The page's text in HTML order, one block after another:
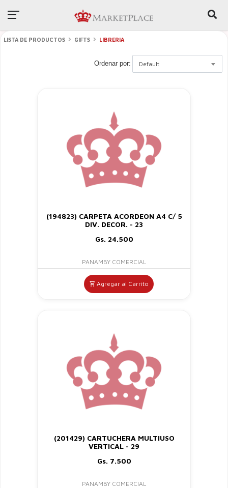
LISTA DE PRODUCTOS GIFTS LIBRERIA
Ordenar por: Default
(194823) CARPETA ACORDEON A4 C/ 5
DIV. DECOR. - 23
Gs. 24.500
PANAMBY COMERCIAL
Agregar al Carrito
(201429) CARTUCHERA MULTIUSO
VERTICAL - 29
Gs. 7.500
PANAMBY COMERCIAL